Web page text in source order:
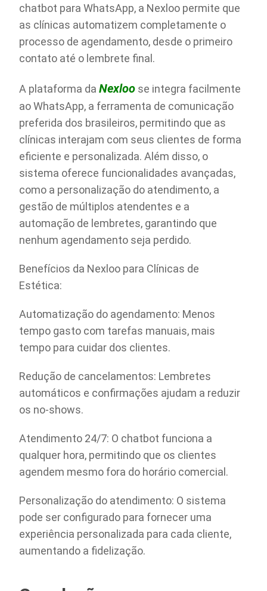
chatbot para WhatsApp, a Nexloo permite que
as clínicas automatizem completamente o
processo de agendamento, desde o primeiro
contato até o lembrete final.
A plataforma daNexloo se integra facilmente
ao WhatsApp, a ferramenta de comunicação
preferida dos brasileiros, permitindo que as
clínicas interajam com seus clientes de forma
eficiente e personalizada. Além disso, o
sistema oferece funcionalidades avançadas,
como a personalização do atendimento, a
gestão de múltiplos atendentes e a
automação de lembretes, garantindo que
nenhum agendamento seja perdido.
Benefícios da Nexloo para Clínicas de
Estética:
Automatização do agendamento: Menos
tempo gasto com tarefas manuais, mais
tempo para cuidar dos clientes.
Redução de cancelamentos: Lembretes
automáticos e confirmações ajudam a reduzir
os no-shows.
Atendimento 24/7: O chatbot funciona a
qualquer hora, permitindo que os clientes
agendem mesmo fora do horário comercial.
Personalização do atendimento: O sistema
pode ser configurado para fornecer uma
experiência personalizada para cada cliente,
aumentando a fidelização.